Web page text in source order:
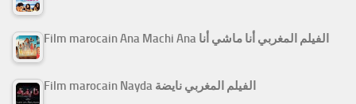
Film marocain Ana Machi Ana الفيلم المغربي أنا ماشي أنا
Film marocain Nayda الفيلم المغربي نايضة